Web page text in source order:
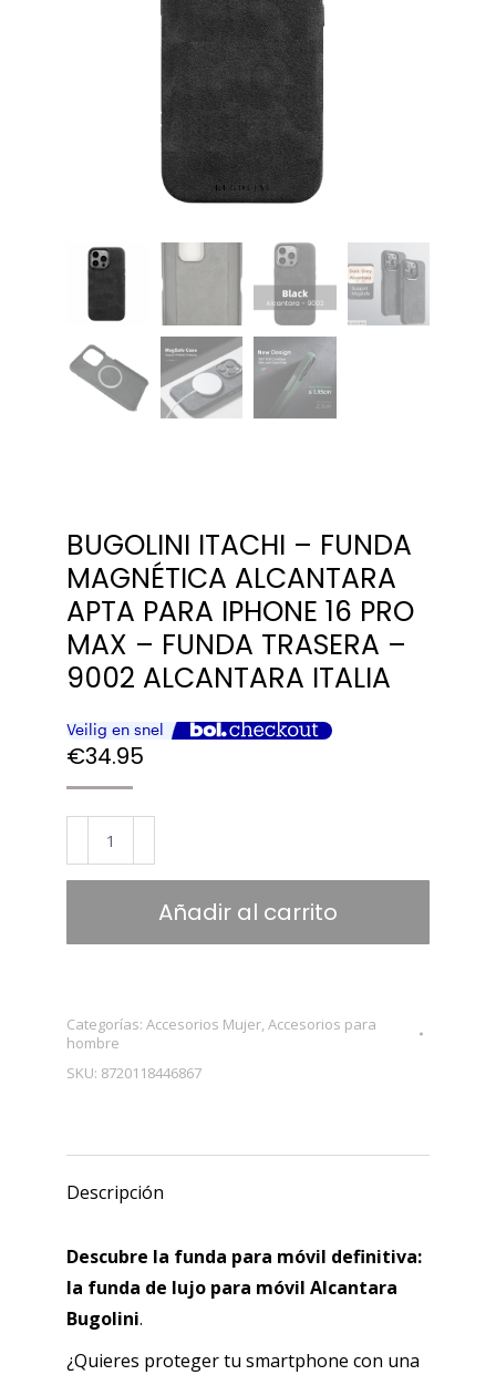
BUGOLINI ITACHI – FUNDA
MAGNÉTICA ALCANTARA
APTA PARA IPHONE 16 PRO
MAX – FUNDA TRASERA –
9002 ALCANTARA ITALIA
€34.95
BUGOLINI
Itachi
Apta
para
iPhone
-
trasera
-
9002
Alcantara
Añadir al carrito
Categorías: Accesorios Mujer, Accesorios para
hombre
SKU: 8720118446867
Descripción
Descubre la funda para móvil definitiva:
la funda de lujo para móvil Alcantara
Bugolini.
¿Quieres proteger tu smartphone con una